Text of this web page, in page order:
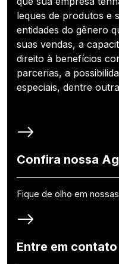
leques de produtos e
entidades do gênero
suas vendas, a
direito à benefícios
parcerias, a
especiais, dentre
Confira nossa
Fique de olho em
Entre em contato